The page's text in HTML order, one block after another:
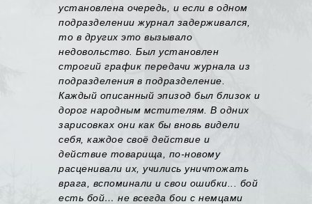
установлена очередь, и если в одном
подразделении журнал задерживался,
то в других это вызывало
недовольство. Был установлен
строгий график передачи журнала из
подразделения в подразделение.
Каждый описанный эпизод был близок и
дорог народным мстителям. В одних
зарисовках они как бы вновь видели
себя, каждое своё действие и
действие товарища, по-новому
расценивали их, учились уничтожать
врага, вспоминали и свои ошибки... бой
есть бой… не всегда бои с немцами